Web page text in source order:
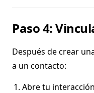
Paso 4:
Después de crear
a un contacto:
Abre tu interacción